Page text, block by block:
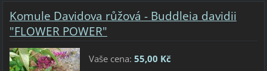
Komule Davidova růžová - Buddleia davidii
"FLOWER POWER"
Vaše cena: 55,00 Kč